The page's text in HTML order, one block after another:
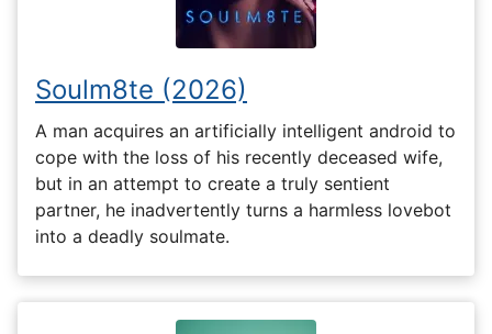
Soulm8te (2026)
A man acquires an artificially intelligent android to
cope with the loss of his recently deceased wife,
but in an attempt to create a truly sentient
partner, he inadvertently turns a harmless lovebot
into a deadly soulmate.